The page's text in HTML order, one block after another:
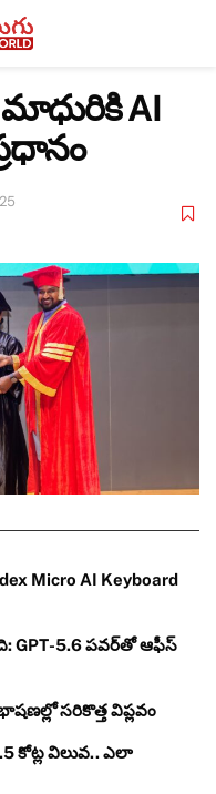
AI
Micro AI Keyboard
GPT-5.6 పవర్‌తో ఆఫీస్
సరికొత్త విప్లవం
కోట్ల విలువ.. ఎలా